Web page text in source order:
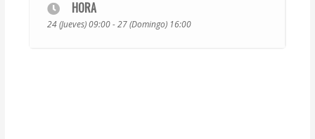
HORA
24 (Jueves) 09:00 - 27 (Domingo) 16:00